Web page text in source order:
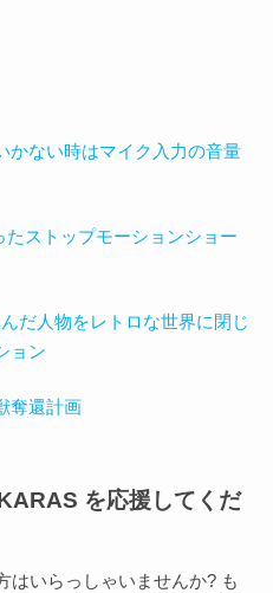
かない時はマイク入力の音量
たストップモーションショー
だ人物をレトロな世界に閉じ
ョン
奪還計画
を応援してくだ
はいらっしゃいませんか? も